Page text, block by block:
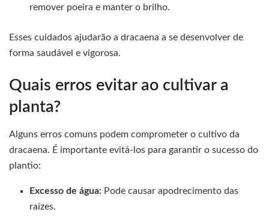
remover poeira e manter o brilho.
Esses cuidados ajudarão a dracaena a se desenvolver de
forma saudável e vigorosa.
Quais erros evitar ao cultivar a
planta?
Alguns erros comuns podem comprometer o cultivo da
dracaena. É importante evitá-los para garantir o sucesso do
plantio:
Excesso de água: Pode causar apodrecimento das
raízes.